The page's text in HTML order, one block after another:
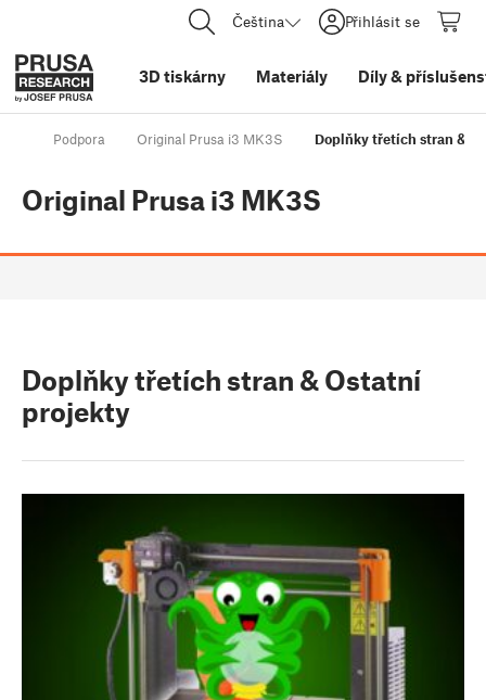
Čeština Přihlásit se
3D tiskárny Materiály Díly&
Podpora Original Prusa i3 MK3S Doplňky třetích stran &
Original Prusa i3 MK3S
Doplňky třetích stran & Ostatní
projekty